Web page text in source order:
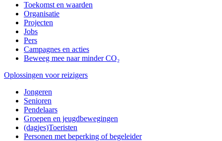
Toekomst en waarden
Organisatie
Projecten
Jobs
Pers
Campagnes en acties
Beweeg mee naar minder CO₂
Oplossingen voor reizigers
Jongeren
Senioren
Pendelaars
Groepen en jeugdbewegingen
(dagjes)Toeristen
Personen met beperking of begeleider